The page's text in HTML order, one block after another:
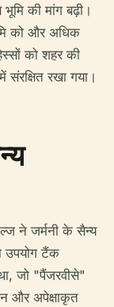
की मांग बढ़ी।
को और अधिक
को शहर की
रखा गया।
ने जर्मनी के सैन्य
उपयोग टैंक
जो "पैंजरवीसे"
और अपेक्षाकृत